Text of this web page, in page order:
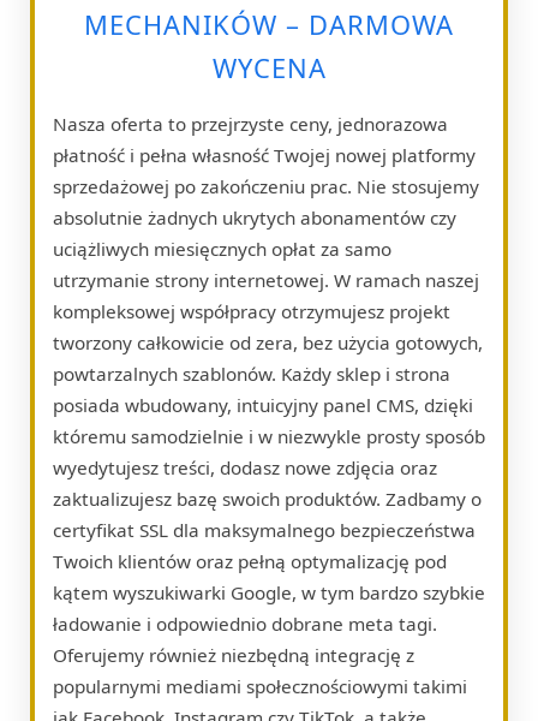
MECHANIKÓW – DARMOWA
WYCENA
Nasza oferta to przejrzyste ceny, jednorazowa
płatność i pełna własność Twojej nowej platformy
sprzedażowej po zakończeniu prac. Nie stosujemy
absolutnie żadnych ukrytych abonamentów czy
uciążliwych miesięcznych opłat za samo
utrzymanie strony internetowej. W ramach naszej
kompleksowej współpracy otrzymujesz projekt
tworzony całkowicie od zera, bez użycia gotowych,
powtarzalnych szablonów. Każdy sklep i strona
posiada wbudowany, intuicyjny panel CMS, dzięki
któremu samodzielnie i w niezwykle prosty sposób
wyedytujesz treści, dodasz nowe zdjęcia oraz
zaktualizujesz bazę swoich produktów. Zadbamy o
certyfikat SSL dla maksymalnego bezpieczeństwa
Twoich klientów oraz pełną optymalizację pod
kątem wyszukiwarki Google, w tym bardzo szybkie
ładowanie i odpowiednio dobrane meta tagi.
Oferujemy również niezbędną integrację z
popularnymi mediami społecznościowymi takimi